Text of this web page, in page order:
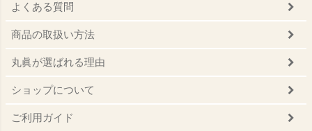
よくある質問
商品の取扱い方法
丸眞が選ばれる理由
ショップについて
ご利用ガイド